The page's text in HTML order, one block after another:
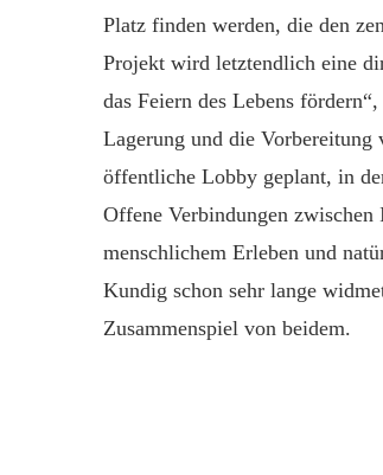
Platz finden werden, die den
Projekt wird letztendlich eine
das Feiern des Lebens
Lagerung und die Vorbereitung
öffentliche Lobby geplant, in
Offene Verbindungen
menschlichem Erleben und
Kundig schon sehr lange
Zusammenspiel von beidem.